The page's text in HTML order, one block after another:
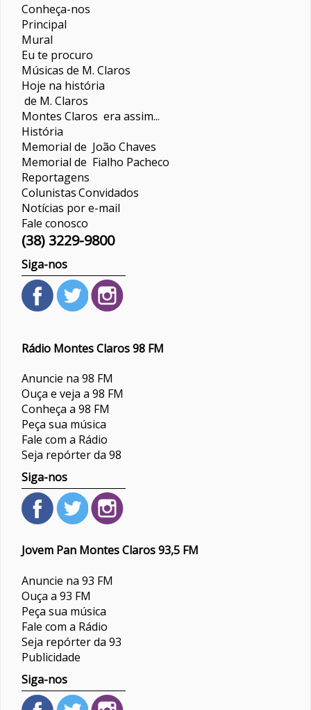
Conheça-nos
Principal
Mural
Eu te procuro
Músicas de M. Claros
Hoje na história
de M. Claros
Montes Claros era assim...
História
Memorial de João Chaves
Memorial de Fialho Pacheco
Reportagens
ColunistasConvidados
Notícias por e-mail
Fale conosco
(38) 3229-9800
Siga-nos
Rádio Montes Claros 98 FM
Anuncie na 98 FM
Ouça e veja a 98 FM
Conheça a 98 FM
Peça sua música
Fale com a Rádio
Seja repórter da 98
Siga-nos
Jovem Pan Montes Claros 93,5 FM
Anuncie na 93 FM
Ouça a 93 FM
Peça sua música
Fale com a Rádio
Seja repórter da 93
Publicidade
Siga-nos